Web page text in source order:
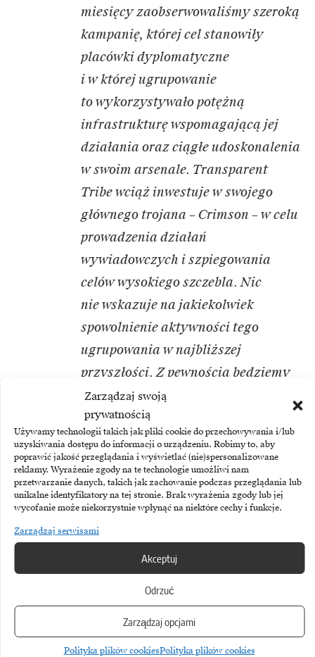
Zarządzaj swoją
prywatnością
Używamy technologii takich jak pliki cookie do przechowywania i/lub
uzyskiwania dostępu do informacji o urządzeniu. Robimy to, aby
poprawić jakość przeglądania i wyświetlać (nie)spersonalizowane
reklamy. Wyrażenie zgody na te technologie umożliwi nam
przetwarzanie danych, takich jak zachowanie podczas przeglądania lub
unikalne identyfikatory na tej stronie. Brak wyrażenia zgody lub jej
wycofanie może niekorzystnie wpłynąć na niektóre cechy i funkcje.
Zarządzaj serwisami
Akceptuj
Odrzuć
Zarządzaj opcjami
Polityka plików cookiesPolityka plików cookies
miesięcy zaobserwowaliśmy szeroką
kampanię, której cel stanowiły
placówki dyplomatyczne
i w której ugrupowanie
to wykorzystywało potężną
infrastrukturę wspomagającą jej
działania oraz ciągłe udoskonalenia
w swoim arsenale. Transparent
Tribe wciąż inwestuje w swojego
głównego trojana – Crimson – w celu
prowadzenia działań
wywiadowczych i szpiegowania
celów wysokiego szczebla. Nic
nie wskazuje na jakiekolwiek
spowolnienie aktywności tego
ugrupowania w najbliższej
przyszłości. Z pewnością będziemy
monitorowali jego działania
powiedział Giampaolo Dedola,
ekspert ds. cyberbezpieczeństwa
z firmy Kaspersky.
Mikrofon Phishing
Udostępnij